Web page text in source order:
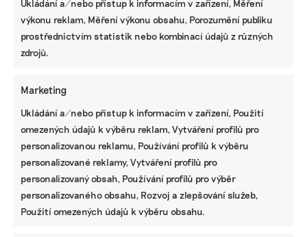
Ukládání a/nebo přístup k informacím v zařízení, Měření
výkonu reklam, Měření výkonu obsahu, Porozumění publiku
prostřednictvím statistik nebo kombinací údajů z různých
zdrojů.
Marketing
Ukládání a/nebo přístup k informacím v zařízení, Použití
omezených údajů k výběru reklam, Vytváření profilů pro
personalizovanou reklamu, Používání profilů k výběru
personalizované reklamy, Vytváření profilů pro
personalizovaný obsah, Používání profilů pro výběr
personalizovaného obsahu, Rozvoj a zlepšování služeb,
Použití omezených údajů k výběru obsahu.
subjektech, které zboží prostřednictvím webové
stránky zboží prodávají,“ uvedl Jan Vetyška,
výkonný ředitel APEK.
ceně za předchozích třicet dní, což prodejci
v tuzemsku musejí dodržovat. „Podle našeho
názoru to umožnilo uvádět procentuální slevy
daleko vyšší, než reálně byly,“ dodal. Šetření
podnětu ke kontrole Temu stále probíhá. „Velké
dopady má Temu na oblast reklamy, jelikož
vynakládá obrovské sumy, které zvyšují cenu
reklamy ostatním subjektům na trhu,“ upozornil